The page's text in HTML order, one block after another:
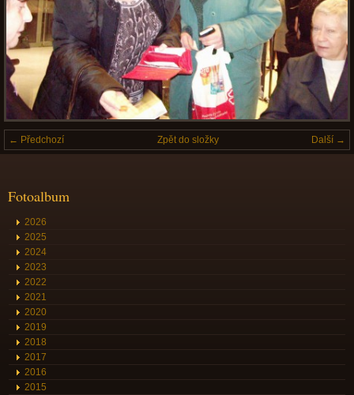
← Předchozí Další →
Zpět do složky
Fotoalbum
2026
2025
2024
2023
2022
2021
2020
2019
2018
2017
2016
2015